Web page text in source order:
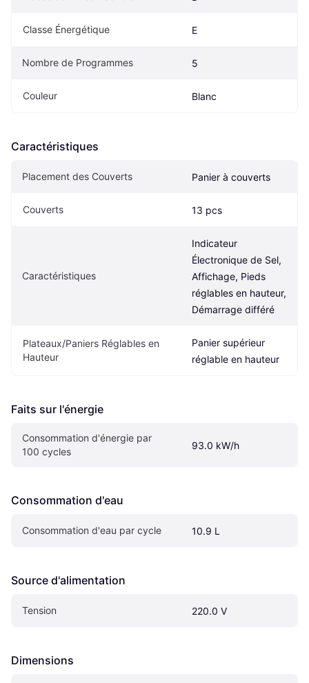
Classe Énergétique E
Nombre de Programmes 5
Couleur Blanc
Caractéristiques
Placement des Couverts Panier à couverts
Couverts 13 pcs
Caractéristiques
Indicateur
Électronique de Sel,
Affichage, Pieds
réglables en hauteur,
Démarrage différé
Plateaux/Paniers Réglables en
Hauteur
Panier supérieur
réglable en hauteur
Faits sur l'énergie
Consommation d'énergie par
100 cycles
93.0 kW/h
Consommation d'eau
Consommation d'eau par cycle 10.9 L
Source d'alimentation
Tension 220.0 V
Dimensions